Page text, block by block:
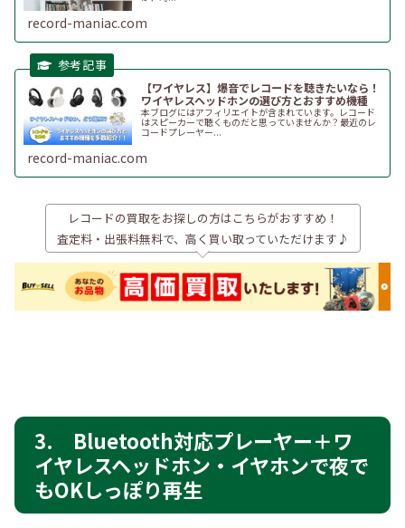
record-maniac.com
【ワイヤレス】爆音でレコードを聴きたいなら！
ワイヤレスヘッドホンの選び方とおすすめ機種
本ブログにはアフィリエイトが含まれています。レコード
はスピーカーで聴くものだと思っていませんか？最近のレ
コードプレーヤー...
record-maniac.com
レコードの買取をお探しの方はこちらがおすすめ！
査定料・出張料無料で、高く買い取っていただけます♪
3. Bluetooth対応プレーヤー＋ワ
イヤレスヘッドホン・イヤホンで夜で
もOKしっぽり再生